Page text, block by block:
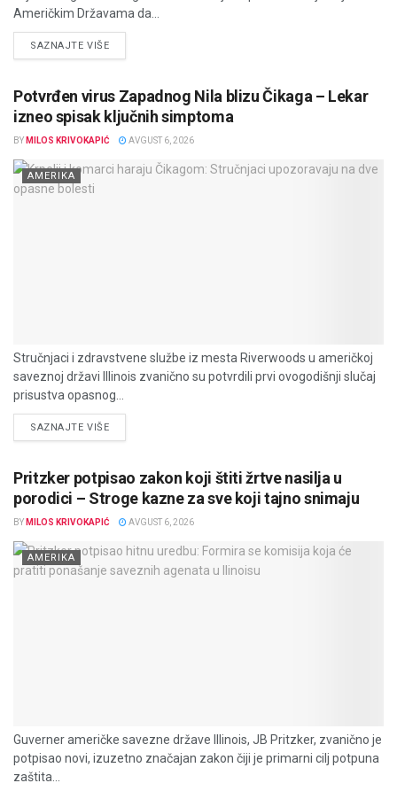
Američkim Državama da...
SAZNAJTE VIŠEDETAILS
Potvrđen virus Zapadnog Nila blizu Čikaga – Lekar
izneo spisak ključnih simptoma
BY MILOS KRIVOKAPIĆ AVGUST 6, 2026
AMERIKA
Stručnjaci i zdravstvene službe iz mesta Riverwoods u američkoj
saveznoj državi Illinois zvanično su potvrdili prvi ovogodišnji slučaj
prisustva opasnog...
SAZNAJTE VIŠEDETAILS
Pritzker potpisao zakon koji štiti žrtve nasilja u
porodici – Stroge kazne za sve koji tajno snimaju
BY MILOS KRIVOKAPIĆ AVGUST 6, 2026
AMERIKA
Guverner američke savezne države Illinois, JB Pritzker, zvanično je
potpisao novi, izuzetno značajan zakon čiji je primarni cilj potpuna
zaštita...